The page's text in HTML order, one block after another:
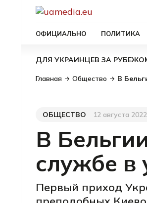
ОФИЦИАЛЬНО ПОЛИТИКА
ДЛЯ УКРАИНЦЕВ ЗА
Главная Общество В
Категория
ОБЩЕСТВО
Дата публикации12 августа 2022
В
службе
Первый приход